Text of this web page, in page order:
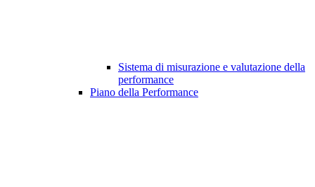
Sistema di misurazione e valutazione della
performance
Piano della Performance